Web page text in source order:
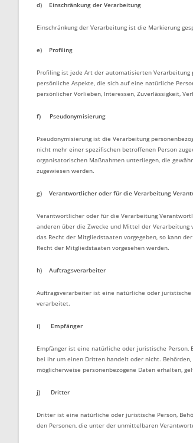
d) Einschränkung der Verarbeitung
Einschränkung der Verarbeitung ist die Markierung
e) Profiling
Profiling ist jede Art der automatisierten Verarbeitung
persönliche Aspekte, die sich auf eine natürliche
persönlicher Vorlieben, Interessen, Zuverlässigkeit,
f) Pseudonymisierung
Pseudonymisierung ist die Verarbeitung
nicht mehr einer spezifischen betroffenen Person
organisatorischen Maßnahmen unterliegen, die
zugewiesen werden.
g) Verantwortlicher oder für die Verarbeitung
Verantwortlicher oder für die Verarbeitung
anderen über die Zwecke und Mittel der
das Recht der Mitgliedstaaten vorgegeben, so kann
Recht der Mitgliedstaaten vorgesehen werden.
h) Auftragsverarbeiter
Auftragsverarbeiter ist eine natürliche oder juristische
verarbeitet.
i) Empfänger
Empfänger ist eine natürliche oder juristische Person,
bei ihr um einen Dritten handelt oder nicht.
möglicherweise personenbezogene Daten erhalten,
j) Dritter
Dritter ist eine natürliche oder juristische Person,
den Personen, die unter der unmittelbaren